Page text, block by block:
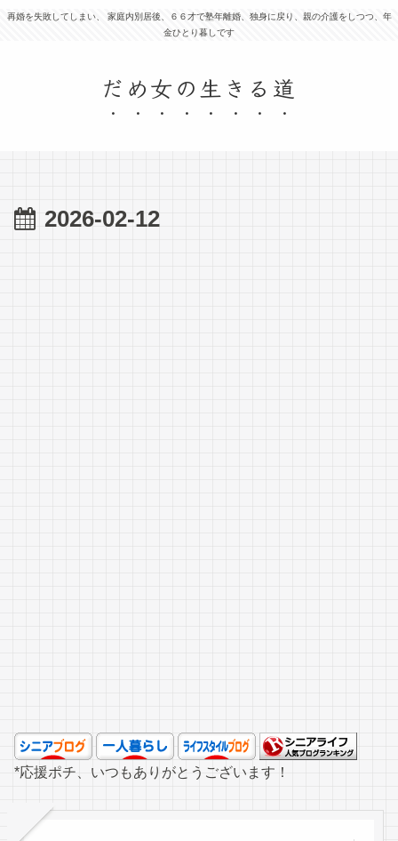
再婚を失敗してしまい、 家庭内別居後、６６才で塾年離婚、独身に戻り、親の介護をしつつ、年
金ひとり暮しです
だめ女の生きる道
2026-02-12
*応援ポチ、いつもありがとうございます！